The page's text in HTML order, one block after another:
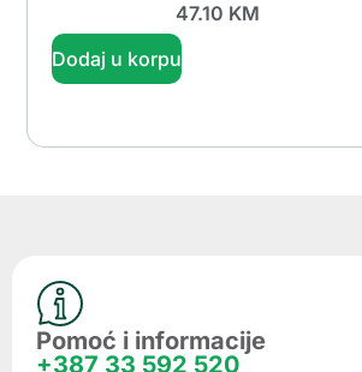
47.10 KM
Dodaj u korpu
Pomoć i informacije
+387 33 592 520